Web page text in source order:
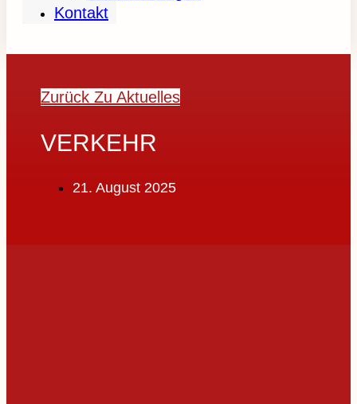
Kontakt
Zurück Zu Aktuelles
VERKEHR
21. August 2025